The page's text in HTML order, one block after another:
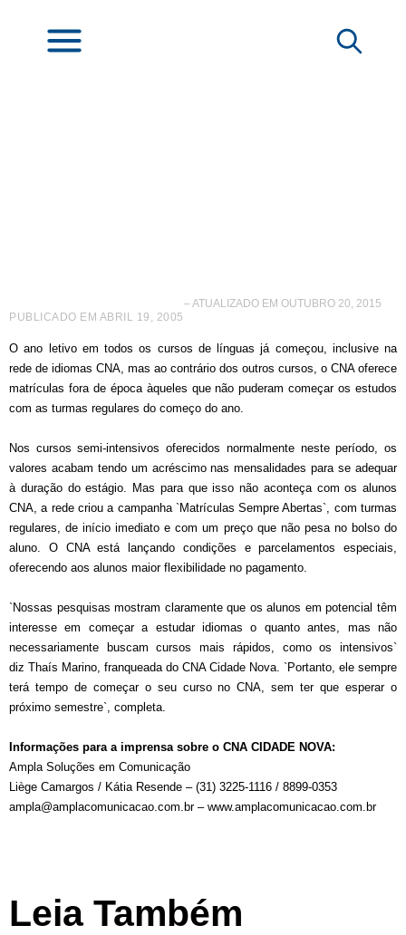
PUBLICADO EM ABRIL 19, 2005
– ATUALIZADO EM OUTUBRO 20, 2015
O ano letivo em todos os cursos de línguas já começou, inclusive na
rede de idiomas CNA, mas ao contrário dos outros cursos, o CNA oferece
matrículas fora de época àqueles que não puderam começar os estudos
com as turmas regulares do começo do ano.
Nos cursos semi-intensivos oferecidos normalmente neste período, os
valores acabam tendo um acréscimo nas mensalidades para se adequar
à duração do estágio. Mas para que isso não aconteça com os alunos
CNA, a rede criou a campanha `Matrículas Sempre Abertas`, com turmas
regulares, de início imediato e com um preço que não pesa no bolso do
aluno. O CNA está lançando condições e parcelamentos especiais,
oferecendo aos alunos maior flexibilidade no pagamento.
`Nossas pesquisas mostram claramente que os alunos em potencial têm
interesse em começar a estudar idiomas o quanto antes, mas não
necessariamente buscam cursos mais rápidos, como os intensivos`
diz Thaís Marino, franqueada do CNA Cidade Nova. `Portanto, ele sempre
terá tempo de começar o seu curso no CNA, sem ter que esperar o
próximo semestre`, completa.
Informações para a imprensa sobre o CNA CIDADE NOVA:
Ampla Soluções em Comunicação
Liège Camargos / Kátia Resende – (31) 3225-1116 / 8899-0353
ampla@amplacomunicacao.com.br – www.amplacomunicacao.com.br
Leia Também